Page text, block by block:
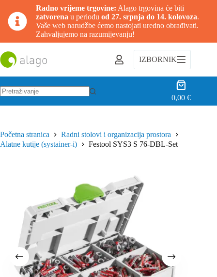
Radno vrijeme trgovine: Alago trgovina će biti
zatvorena u periodu od 27. srpnja do 14. kolovoza.
Vaše web narudžbe ćemo nastojati uredno obrađivati.
Zahvaljujemo na razumijevanju!
na
sadržaj
IZBORNIK
Košarica
0,00€
Početna stranica
Radni stolovi i organizacija prostora
Alatne kutije (systainer-i)
Festool SYS3 S 76-DBL-Set